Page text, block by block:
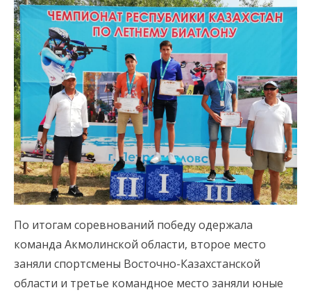
По итогам соревнований победу одержала
команда Акмолинской области, второе место
заняли спортсмены Восточно-Казахстанской
области и третье командное место заняли юные